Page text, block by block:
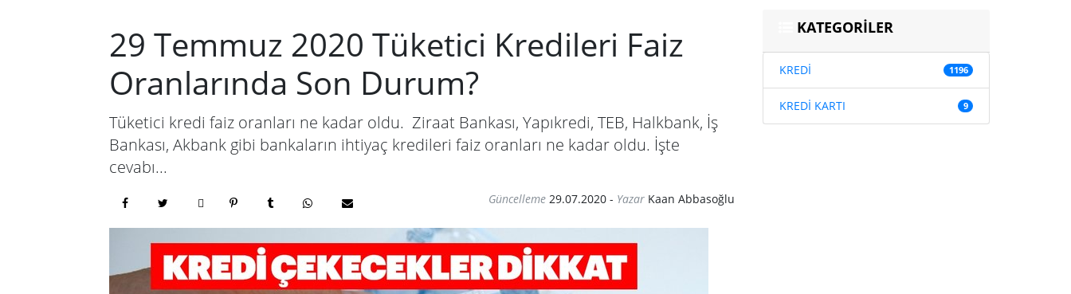
29 Temmuz 2020 Tüketici Kredileri Faiz
Oranlarında Son Durum?
Tüketici kredi faiz oranları ne kadar oldu. Ziraat Bankası, Yapıkredi, TEB, Halkbank, İş
Bankası, Akbank gibi bankaların ihtiyaç kredileri faiz oranları ne kadar oldu. İşte
cevabı...
Güncelleme 29.07.2020- Yazar Kaan Abbasoğlu
KATEGORİLER
KREDİ 1196
KREDİ KARTI 9